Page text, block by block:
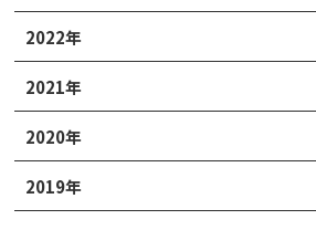
2022年
2021年
2020年
2019年